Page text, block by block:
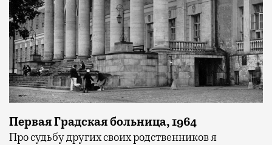
Первая Градская больница, 1964
Про судьбу других своих родственников я